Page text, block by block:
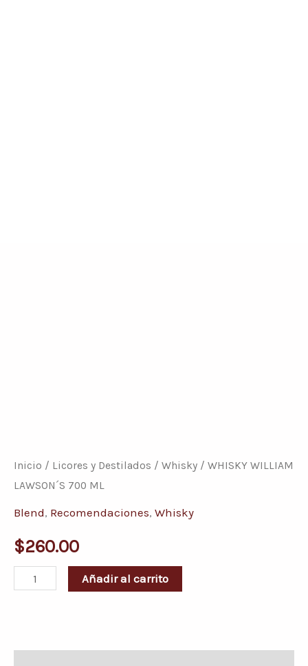
Inicio / Licores y Destilados / Whisky / WHISKY WILLIAM
LAWSON´S 700 ML
Blend, Recomendaciones, Whisky
$260.00
LAWSON
´S
700
cantidad
Añadir al carrito